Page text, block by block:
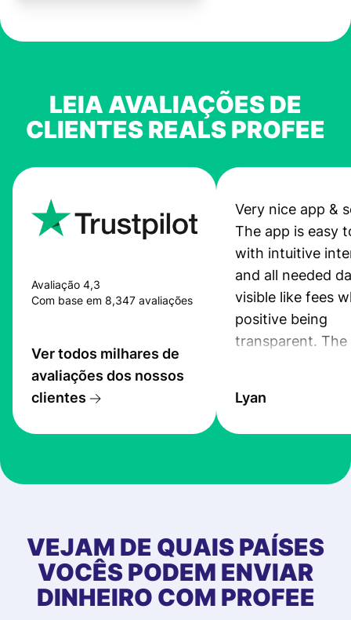
LEIA AVALIAÇÕES DE
CLIENTES REALS PROFEE
Avaliação 4,3
Com base em 8,347 avaliações
Ver todos milhares de
avaliações dos nossos
clientes
Very nice app &
The app is easy
with intuitive
and all needed
visible like fees
positive being
transparent. The
the exchange
at Profee is very
first started
app, and they
quick to provide
and helpful
Lyan
VEJAM DE QUAIS PAÍSES
VOCÊS PODEM ENVIAR
DINHEIRO COM PROFEE